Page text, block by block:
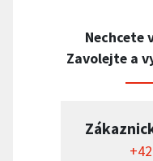
Nechcete
Zavolejte a